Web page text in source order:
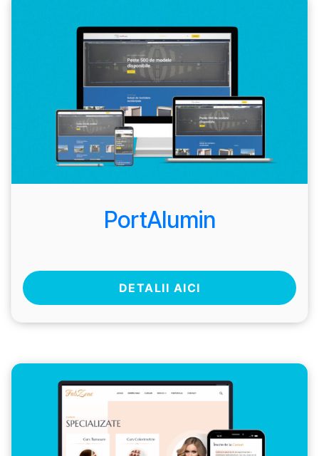
PortAlumin
DETALII AICI